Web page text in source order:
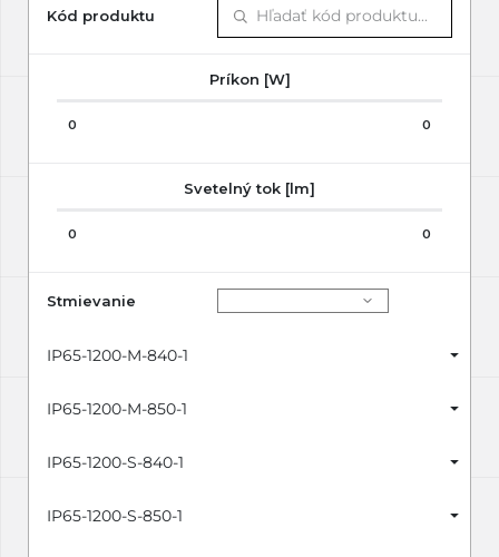
Kód produktu
Príkon [W]
0 0
Svetelný tok [lm]
0 0
Stmievanie
IP65-1200-M-840-1
IP65-1200-M-850-1
IP65-1200-S-840-1
IP65-1200-S-850-1